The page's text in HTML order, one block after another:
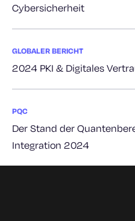
Cybersicherheit
GLOBALER BERICHT
2024 PKI & Digitales
PQC
Der Stand der
Integration 2024